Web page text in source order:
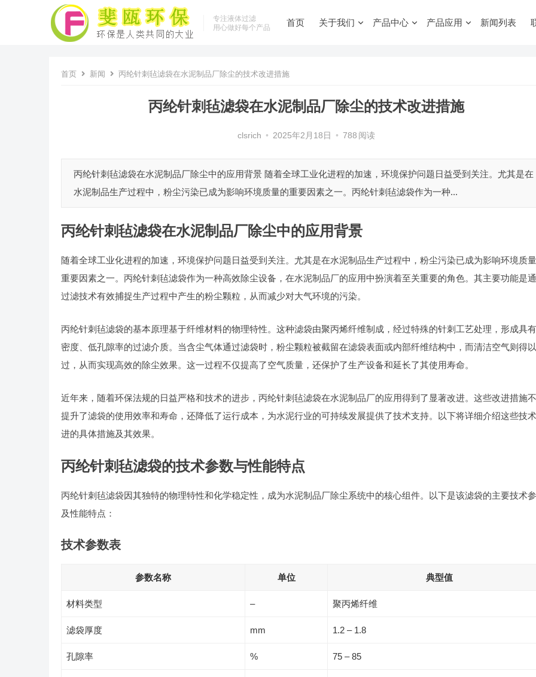
专注液体过滤
用心做好每个产品
首页 关于我们 产品中心 产品应用 新闻列表
首页 新闻 丙纶针刺毡滤袋在水泥制品厂除尘的技术改进措施
丙纶针刺毡滤袋在水泥制品厂除尘的技术改进措施
clsrich • 2025年2月18日 • 788 阅读
丙纶针刺毡滤袋在水泥制品厂除尘中的应用背景 随着全球工业化进程的加速，环境保护问题日益受到关注。尤其是在
水泥制品生产过程中，粉尘污染已成为影响环境质量的重要因素之一。丙纶针刺毡滤袋作为一种...
丙纶针刺毡滤袋在水泥制品厂除尘中的应用背景
随着全球工业化进程的加速，环境保护问题日益受到关注。尤其是在水泥制品生产过程中，粉尘污染已成为影响环境质
重要因素之一。丙纶针刺毡滤袋作为一种高效除尘设备，在水泥制品厂的应用中扮演着至关重要的角色。其主要功能是
过滤技术有效捕捉生产过程中产生的粉尘颗粒，从而减少对大气环境的污染。
丙纶针刺毡滤袋的基本原理基于纤维材料的物理特性。这种滤袋由聚丙烯纤维制成，经过特殊的针刺工艺处理，形成具
密度、低孔隙率的过滤介质。当含尘气体通过滤袋时，粉尘颗粒被截留在滤袋表面或内部纤维结构中，而清洁空气则得
过，从而实现高效的除尘效果。这一过程不仅提高了空气质量，还保护了生产设备和延长了其使用寿命。
近年来，随着环保法规的日益严格和技术的进步，丙纶针刺毡滤袋在水泥制品厂的应用得到了显著改进。这些改进措施
提升了滤袋的使用效率和寿命，还降低了运行成本，为水泥行业的可持续发展提供了技术支持。以下将详细介绍这些技
进的具体措施及其效果。
丙纶针刺毡滤袋的技术参数与性能特点
丙纶针刺毡滤袋因其独特的物理特性和化学稳定性，成为水泥制品厂除尘系统中的核心组件。以下是该滤袋的主要技术
及性能特点：
技术参数表
参数名称 单位 典型值
材料类型 – 聚丙烯纤维
滤袋厚度 mm 1.2 – 1.8
孔隙率 % 75 – 85